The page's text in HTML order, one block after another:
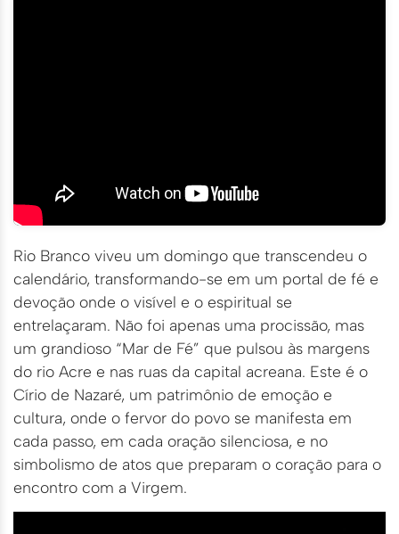
Rio Branco viveu um domingo que transcendeu o
calendário, transformando-se em um portal de fé e
devoção onde o visível e o espiritual se
entrelaçaram. Não foi apenas uma procissão, mas
um grandioso “Mar de Fé” que pulsou às margens
do rio Acre e nas ruas da capital acreana. Este é o
Círio de Nazaré, um patrimônio de emoção e
cultura, onde o fervor do povo se manifesta em
cada passo, em cada oração silenciosa, e no
simbolismo de atos que preparam o coração para o
encontro com a Virgem.